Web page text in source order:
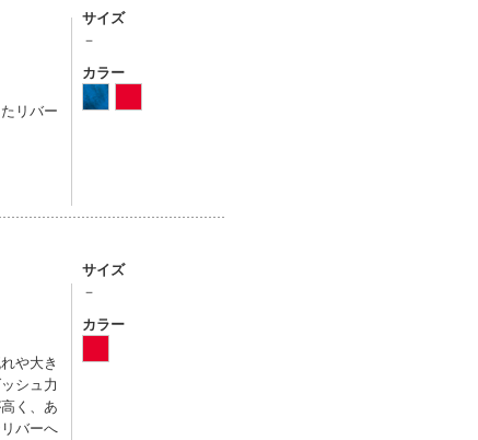
リバー
サイズ
－
カラー
や大き
シュ力
く、あ
バーへ
サイズ
－
カラー